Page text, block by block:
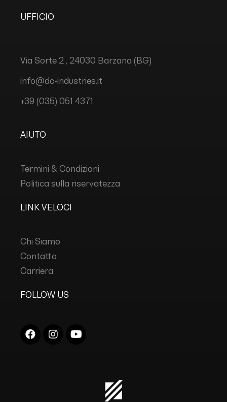
UFFICIO
Via Sorte 2 , 24030 Barzana (BG)
info@dc-industries.it
+39 (035) 051 4371
AIUTO
Termini & Condizioni
Politica sulla riservatezza
LINK VELOCI
Chi Siamo
Contatto
Carriera
FOLLOW US